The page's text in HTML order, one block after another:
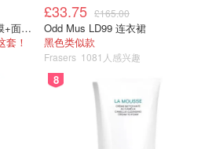
方领，她是脖子两边有一个V型设
200ml卸妆膏+100ml急救面膜+面霜+洁颜布
套！
£33.75 £165.00
Odd Mus LD99 连衣裙
黑色类似款
Frasers 1081人感兴趣
8